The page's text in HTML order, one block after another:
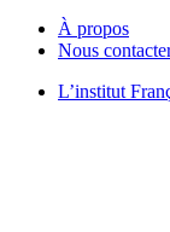
À propos
Nous
L’institut